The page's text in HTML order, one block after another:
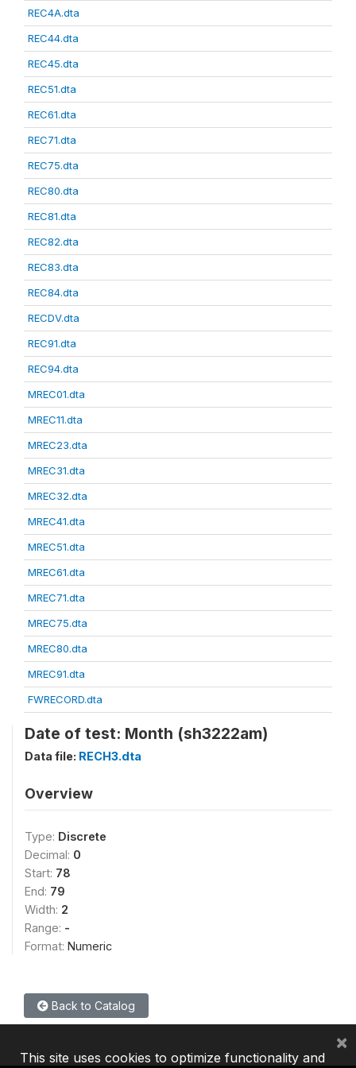
REC4A.dta
REC44.dta
REC45.dta
REC51.dta
REC61.dta
REC71.dta
REC75.dta
REC80.dta
REC81.dta
REC82.dta
REC83.dta
REC84.dta
RECDV.dta
REC91.dta
REC94.dta
MREC01.dta
MREC11.dta
MREC23.dta
MREC31.dta
MREC32.dta
MREC41.dta
MREC51.dta
MREC61.dta
MREC71.dta
MREC75.dta
MREC80.dta
MREC91.dta
FWRECORD.dta
Date of test: Month (sh3222am)
Data file: RECH3.dta
Overview
Type: Discrete
Decimal: 0
Start: 78
End: 79
Width: 2
Range: -
Format: Numeric
Back to Catalog
This site uses cookies to optimize functionality and
×